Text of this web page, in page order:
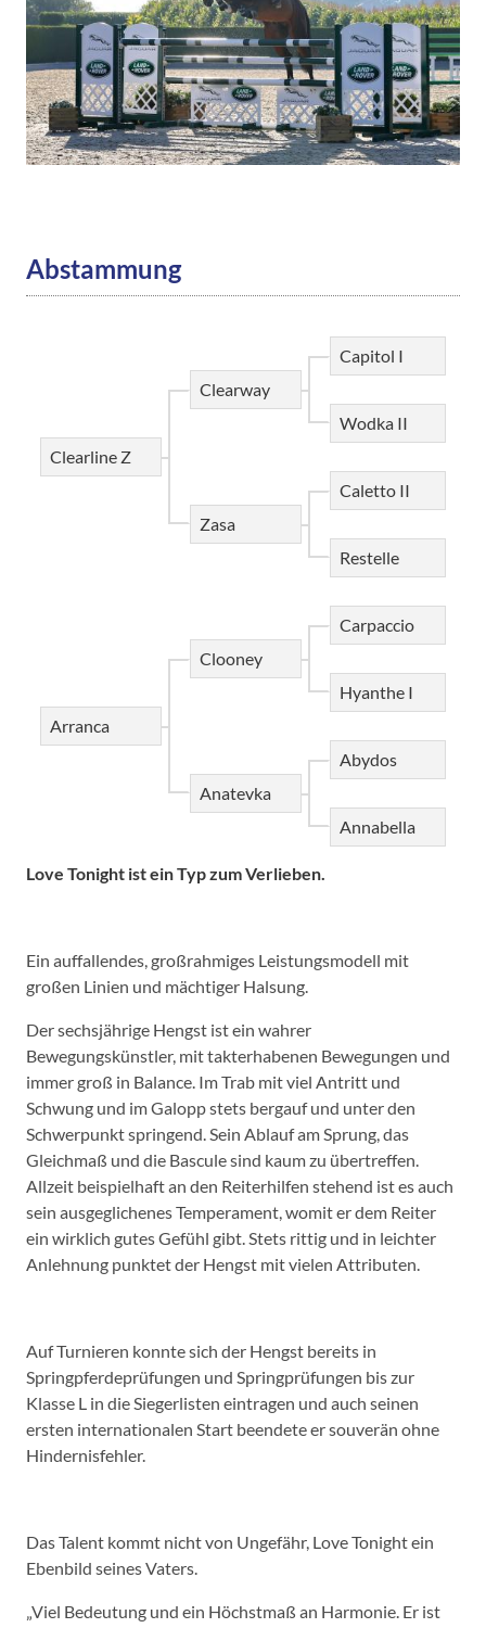
Abstammung
Clearline Z
Arranca
Clearway
Zasa
Clooney
Anatevka
Capitol I
Wodka II
Caletto II
Restelle
Carpaccio
Hyanthe I
Abydos
Annabella
Love Tonight ist ein Typ zum Verlieben.
Ein auffallendes, großrahmiges Leistungsmodell mit
großen Linien und mächtiger Halsung.
Der sechsjährige Hengst ist ein wahrer
Bewegungskünstler, mit takterhabenen Bewegungen und
immer groß in Balance. Im Trab mit viel Antritt und
Schwung und im Galopp stets bergauf und unter den
Schwerpunkt springend. Sein Ablauf am Sprung, das
Gleichmaß und die Bascule sind kaum zu übertreffen.
Allzeit beispielhaft an den Reiterhilfen stehend ist es auch
sein ausgeglichenes Temperament, womit er dem Reiter
ein wirklich gutes Gefühl gibt. Stets rittig und in leichter
Anlehnung punktet der Hengst mit vielen Attributen.
Auf Turnieren konnte sich der Hengst bereits in
Springpferdeprüfungen und Springprüfungen bis zur
Klasse L in die Siegerlisten eintragen und auch seinen
ersten internationalen Start beendete er souverän ohne
Hindernisfehler.
Das Talent kommt nicht von Ungefähr, Love Tonight ein
Ebenbild seines Vaters.
„Viel Bedeutung und ein Höchstmaß an Harmonie. Er ist